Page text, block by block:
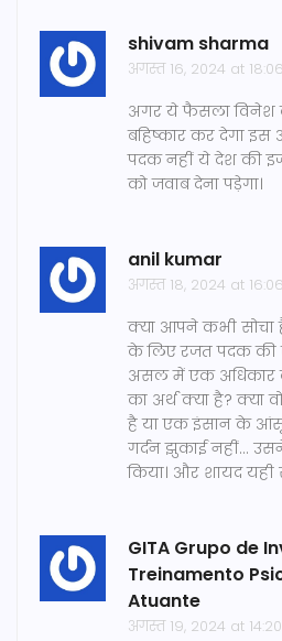
shivam sharma
अगस्त 16, 2024 at
अगर ये फैसला विनेश
बहिष्कार कर देगा
पदक नहीं ये देश की
को जवाब देना पड़ेगा।
anil kumar
अगस्त 18, 2024 at
क्या आपने कभी सोचा
के लिए रजत पदक की
असल में एक अधिकार
का अर्थ क्या है? क्या
है या एक इंसान के
गर्दन झुकाई नहीं...
किया। और शायद यही
GITA Grupo de
Treinamento
Atuante
अगस्त 19, 2024 at